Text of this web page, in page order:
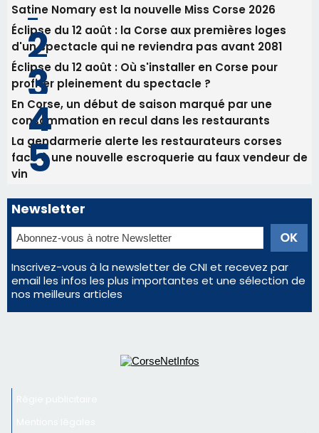
La gendarmerie alerte les restaurateurs corses
face à une nouvelle escroquerie au faux vendeur de
vin
Newsletter
Inscrivez-vous à la newsletter de CNI et recevez par
email les infos les plus importantes et une sélection de
nos meilleurs articles
Régie publicitaire
Mentions légales
Nous contacter